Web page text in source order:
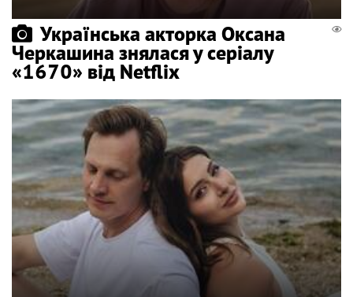
Українська акторка Оксана
Черкашина знялася у серіалу
«1670» від Netflix